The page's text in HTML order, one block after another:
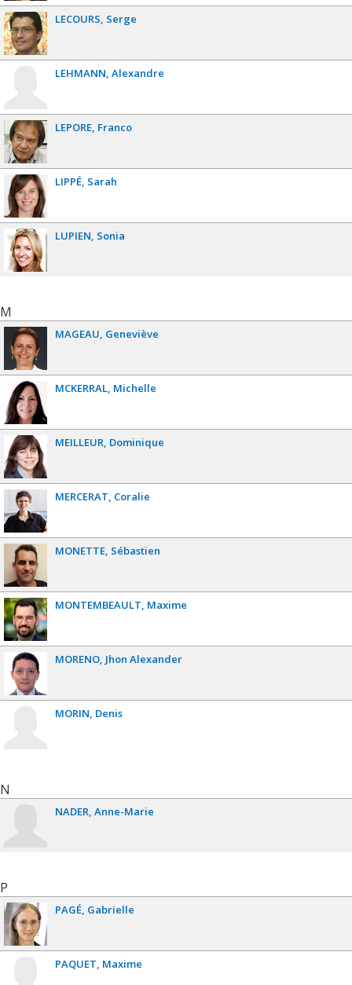
LECOURS Serge
LEHMANN Alexandre
LEPORE Franco
LIPPÉ Sarah
LUPIEN Sonia
M
MAGEAU Geneviève
MCKERRAL Michelle
MEILLEUR Dominique
MERCERAT Coralie
MONETTE Sébastien
MONTEMBEAULT Maxime
MORENO Jhon Alexander
MORIN Denis
N
NADER Anne-Marie
P
PAGÉ Gabrielle
PAQUET Maxime